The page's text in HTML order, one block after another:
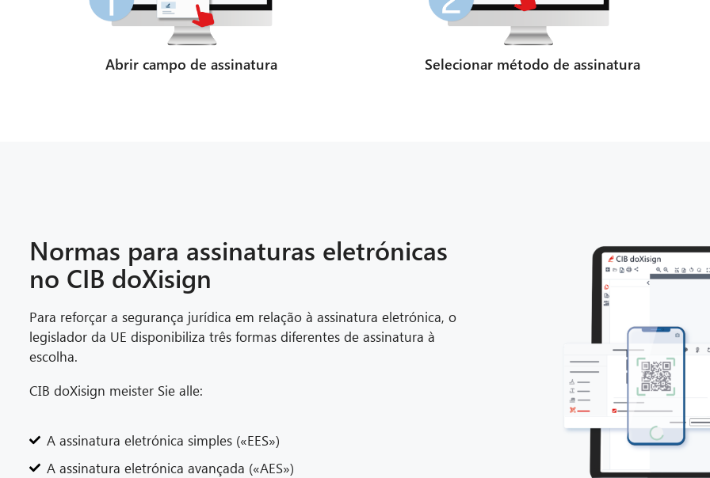
Abrir campo de assinatura Selecionar método de assinatura
Normas para assinaturas eletrónicas
no CIB doXisign
Para reforçar a segurança jurídica em relação à assinatura eletrónica, o
legislador da UE disponibiliza três formas diferentes de assinatura à
escolha.
CIB doXisign meister Sie alle:
A assinatura eletrónica simples («EES»)
A assinatura eletrónica avançada («AES»)